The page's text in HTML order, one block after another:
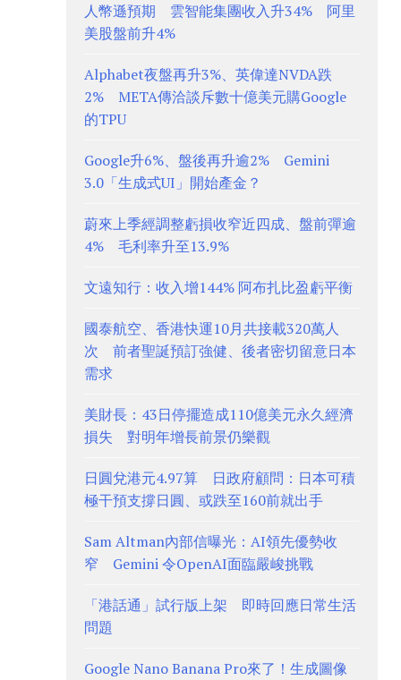
人幣遜預期 雲智能集團收入升34% 阿里
美股盤前升4%
Alphabet夜盤再升3%、英偉達NVDA跌
2% META傳洽談斥數十億美元購Google
的TPU
Google升6%、盤後再升逾2% Gemini
3.0「生成式UI」開始產金？
蔚來上季經調整虧損收窄近四成、盤前彈逾
4% 毛利率升至13.9%
文遠知行：收入增144% 阿布扎比盈虧平衡
國泰航空、香港快運10月共接載320萬人
次 前者聖誕預訂強健、後者密切留意日本
需求
美財長：43日停擺造成110億美元永久經濟
損失 對明年增長前景仍樂觀
日圓兌港元4.97算 日政府顧問：日本可積
極干預支撐日圓、或跌至160前就出手
Sam Altman內部信曝光：AI領先優勢收
窄 Gemini 令OpenAI面臨嚴峻挑戰
「港話通」試行版上架 即時回應日常生活
問題
Google Nano Banana Pro來了！生成圖像